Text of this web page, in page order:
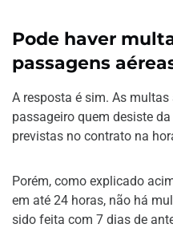
Pode haver
passagens
A resposta é sim. As
passageiro quem desiste
previstas no contrato na
Porém, como explicado
em até 24 horas, não há
sido feita com 7 dias de